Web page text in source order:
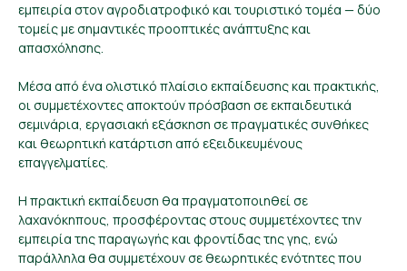
εμπειρία στον αγροδιατροφικό και τουριστικό τομέα — δύο
τομείς με σημαντικές προοπτικές ανάπτυξης και
απασχόλησης.
Μέσα από ένα ολιστικό πλαίσιο εκπαίδευσης και πρακτικής,
οι συμμετέχοντες αποκτούν πρόσβαση σε εκπαιδευτικά
σεμινάρια, εργασιακή εξάσκηση σε πραγματικές συνθήκες
και θεωρητική κατάρτιση από εξειδικευμένους
επαγγελματίες.
Η πρακτική εκπαίδευση θα πραγματοποιηθεί σε
λαχανόκηπους, προσφέροντας στους συμμετέχοντες την
εμπειρία της παραγωγής και φροντίδας της γης, ενώ
παράλληλα θα συμμετέχουν σε θεωρητικές ενότητες που